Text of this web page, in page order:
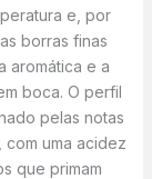
e, por
borras finas
aromática e a
boca. O perfil
pelas notas
com uma acidez
que primam